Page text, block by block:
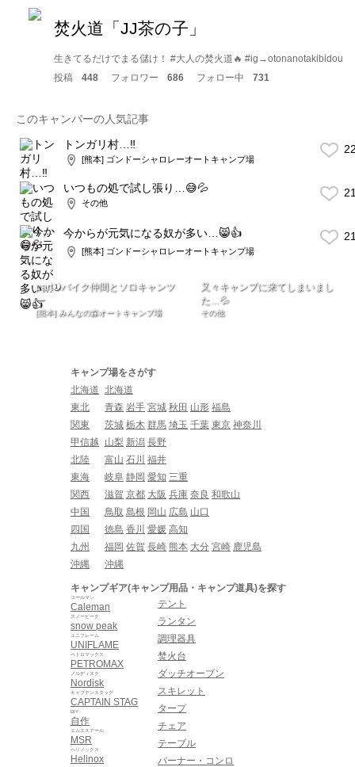
焚火道「JJ茶の子」
生きてるだけでまる儲け！ #大人の焚火道🔥 #ig→otonanotakibidou
投稿
448 フォロワー 686 フォロー中 731
このキャンパーの人気記事
トンガリ村…‼︎
[熊本] ゴンドーシャロレーオートキャンプ場
いつもの処で試し張り…😅💦
その他
今からが元気になる奴が多い…😸👍
[熊本] ゴンドーシャロレーオートキャンプ場
part❶バイク仲間とソロキャンツ
ー
[熊本] みんなの森オートキャンプ場
又々キャンプに来てしまいまし
た…💦
その他
キャンプ場をさがす
北海道 北海道
東北
青森 岩手 宮城 秋田 山形 福島
関東
茨城 栃木 群馬 埼玉 千葉 東京 神奈川
甲信越
山梨 新潟 長野
北陸
富山 石川 福井
東海
岐阜 静岡 愛知 三重
関西
滋賀 京都 大阪 兵庫 奈良 和歌山
中国
鳥取 島根 岡山 広島 山口
四国
徳島 香川 愛媛 高知
九州
福岡 佐賀 長崎 熊本 大分 宮崎 鹿児島
沖縄
沖縄
キャンプギア(キャンプ用品・キャンプ道具)を探す
Caleman
コールマン
snow peak
スノーピーク
UNIFLAME
ユニフレーム
PETROMAX
ペトロマックス
Nordisk
ノルディスク
CAPTAIN STAG
キャプテンスタッグ
自作
DIY
MSR
エムエスアール
Helinox
ヘリノックス
テント
ランタン
調理器具
焚火台
ダッチオーブン
スキレット
タープ
チェア
テーブル
バーナー・コンロ